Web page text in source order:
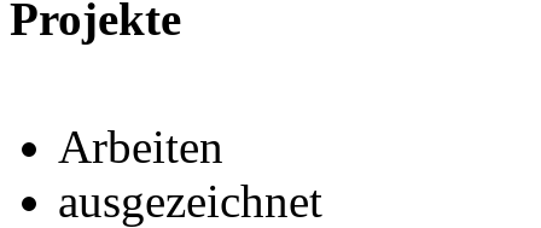
Projekte
Arbeiten
ausgezeichnet